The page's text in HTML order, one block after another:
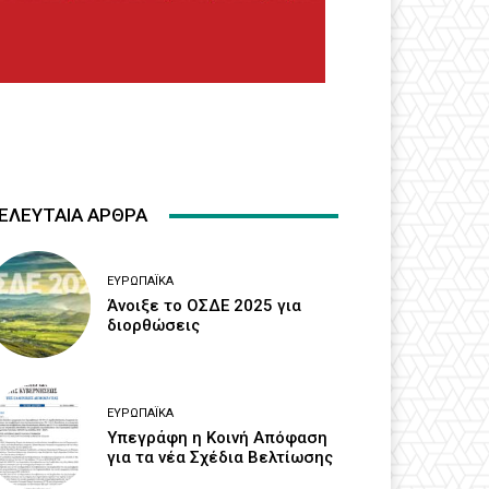
ΑΡΘΡΑ
ΕΥΡΩΠΑΪΚΆ
Άνοιξε το ΟΣΔΕ 2025 για
διορθώσεις
ΕΥΡΩΠΑΪΚΆ
Υπεγράφη η Κοινή Απόφαση
για τα νέα Σχέδια Βελτίωσης